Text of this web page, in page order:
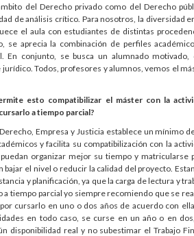
del Derecho privado como del Derecho
de análisis crítico. Para nosotros, la diversidad
el aula con estudiantes de distintas
se aprecia la combinación de perfiles
En conjunto, se busca un alumnado motivado,
Todos, profesores y alumnos, vemos el
esto compatibilizar el máster con la
a tiempo parcial?
Empresa y Justicia establece un mínimo
y facilita su compatibilización con la
organizar mejor su tiempo y matricularse
el nivel o reducir la calidad del proyecto.
y planificación, ya que la carga de lectura y
tiempo parcial yo siempre recomiendo que se
cursarlo en uno o dos años de acuerdo con
en todo caso, se curse en un año o en
disponibilidad real y no subestimar el Trabajo